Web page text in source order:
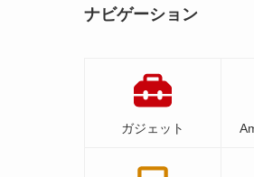
ナビゲーション
ガジェット